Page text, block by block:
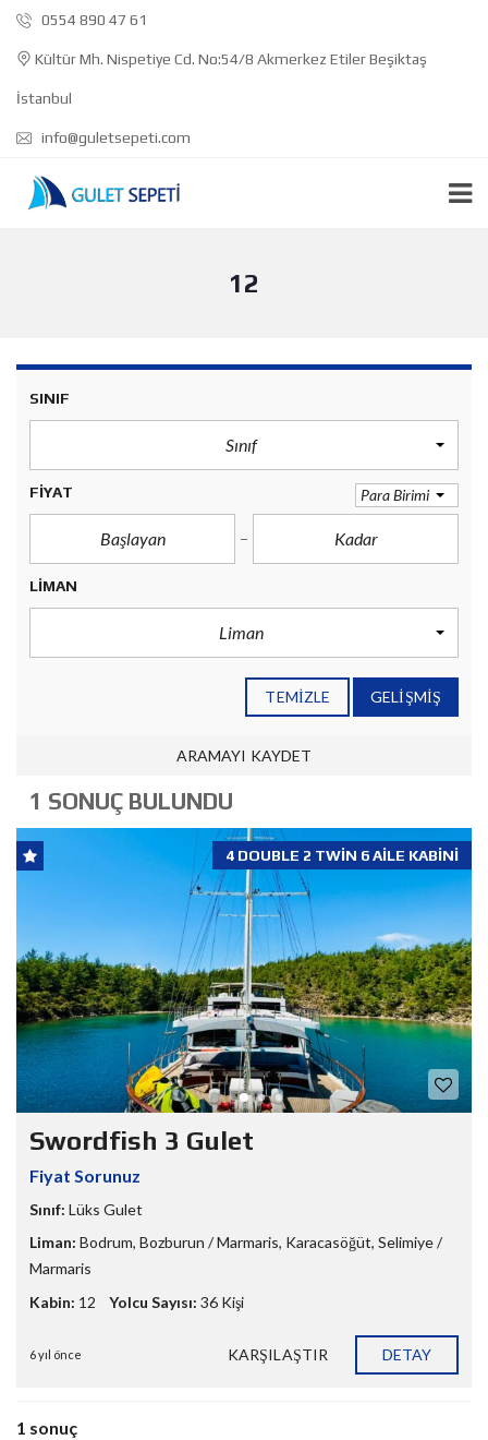
0554 890 47 61
Kültür Mh. Nispetiye Cd. No:54/8 Akmerkez Etiler Beşiktaş
İstanbul
info@guletsepeti.com
12
SINIF
Sınıf
FIYAT Para Birimi
LIMAN
Liman
TEMIZLE GELIŞMIŞ
ARAMAYI KAYDET
1 SONUÇ BULUNDU
4 DOUBLE 2 TWIN 6 AILE KABINI
Swordfish 3 Gulet
Fiyat Sorunuz
Sınıf: Lüks Gulet
Liman: Bodrum, Bozburun / Marmaris, Karacasöğüt, Selimiye /
Marmaris
Kabin: 12 Yolcu Sayısı: 36 Kişi
6 yıl önce KARŞILAŞTIR DETAY
1 sonuç